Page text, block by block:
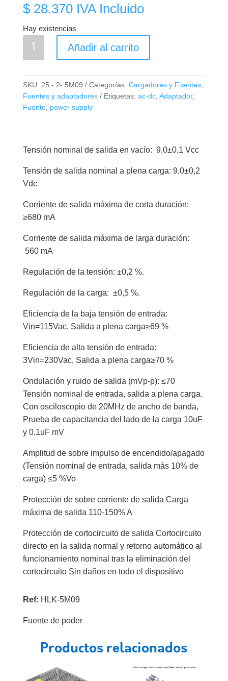
$28.370 IVA Incluido
Hay existencias
Fuente
5M09
5W
Añadir al carrito
SKU: 25 - 2- 5M09 Categorías: Cargadores y Fuentes,
Fuentes y adaptadores
Etiquetas: ac-dc, Adaptador,
Fuente, power supply
Tensión nominal de salida en vacío: 9,0±0,1 Vcc
Tensión de salida nominal a plena carga: 9,0±0,2
Vdc
Corriente de salida máxima de corta duración:
≥680 mA
Corriente de salida máxima de larga duración:
560 mA
Regulación de la tensión: ±0,2 %.
Regulación de la carga: ±0,5 %.
Eficiencia de la baja tensión de entrada:
Vin=115Vac, Salida a plena carga≥69 %
Eficiencia de alta tensión de entrada:
3Vin=230Vac, Salida a plena carga≥70 %
Ondulación y ruido de salida (mVp-p): ≤70
Tensión nominal de entrada, salida a plena carga.
Con osciloscopio de 20MHz de ancho de banda,
Prueba de capacitancia del lado de la carga 10uF
y 0,1uF mV
Amplitud de sobre impulso de encendido/apagado
(Tensión nominal de entrada, salida más 10% de
carga) ≤5 %Vo
Protección de sobre corriente de salida Carga
máxima de salida 110-150% A
Protección de cortocircuito de salida Cortocircuito
directo en la salida normal y retorno automático al
funcionamiento nominal tras la eliminación del
cortocircuito Sin daños en todo el dispositivo
Ref: HLK-5M09
Fuente de poder
Productos relacionados